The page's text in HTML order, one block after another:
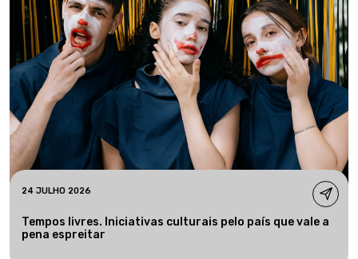
24 JULHO 2026
Tempos livres. Iniciativas culturais pelo país que vale a
pena espreitar